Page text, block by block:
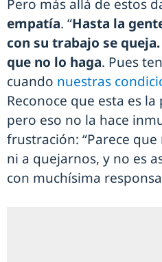
Pero más allá de estos
empatía. “Hasta la
con su trabajo se
que no lo haga. Pues
cuando nuestras
Reconoce que esta es
pero eso no la hace
frustración: “Parece
ni a quejarnos, y no es
con muchísima